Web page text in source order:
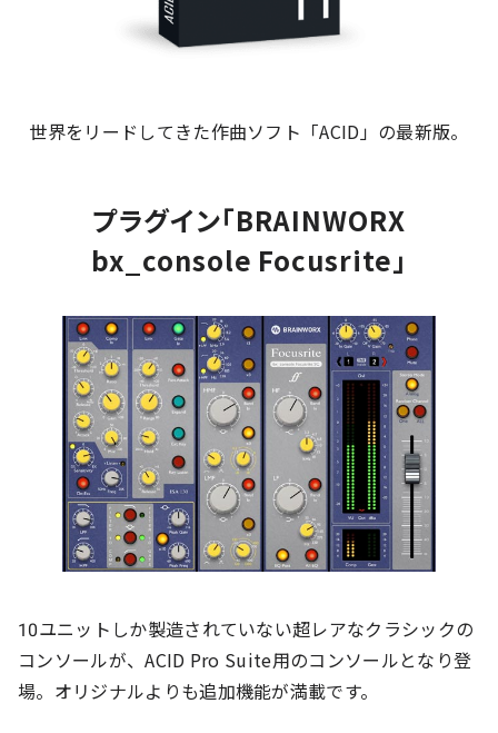
世界をリードしてきた作曲ソフト「ACID」の最新版。
プラグイン「BRAINWORX
bx_console Focusrite」
10ユニットしか製造されていない超レアなクラシックの
コンソールが、ACID Pro Suite用のコンソールとなり登
場。オリジナルよりも追加機能が満載です。